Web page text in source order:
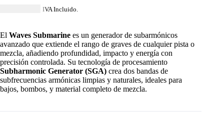
IVA Incluido.
El Waves Submarine es un generador de subarmónicos
avanzado que extiende el rango de graves de cualquier pista o
mezcla, añadiendo profundidad, impacto y energía con
precisión controlada. Su tecnología de procesamiento
Subharmonic Generator (SGA) crea dos bandas de
subfrecuencias armónicas limpias y naturales, ideales para
bajos, bombos, y material completo de mezcla.